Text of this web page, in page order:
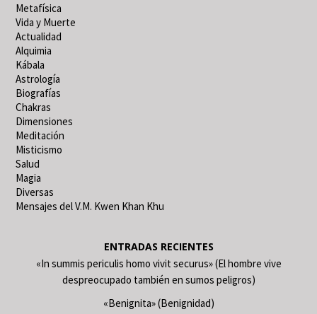
Metafísica
Vida y Muerte
Actualidad
Alquimia
Kábala
Astrología
Biografías
Chakras
Dimensiones
Meditación
Misticismo
Salud
Magia
Diversas
Mensajes del V.M. Kwen Khan Khu
ENTRADAS RECIENTES
«In summis periculis homo vivit securus» (El hombre vive
despreocupado también en sumos peligros)
«Benignita» (Benignidad)